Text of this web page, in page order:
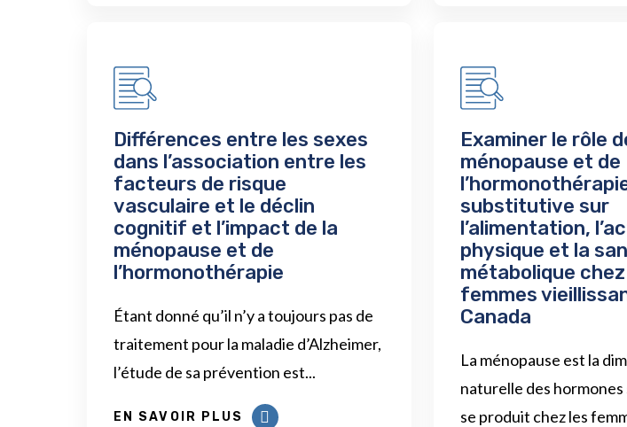
Différences entre les sexes
dans l’association entre les
facteurs de risque
vasculaire et le déclin
cognitif et l’impact de la
ménopause et de
l’hormonothérapie
Étant donné qu’il n’y a toujours pas de
traitement pour la maladie d’Alzheimer,
l’étude de sa prévention est...
EN SAVOIR PLUS
Examiner le rôle
ménopause et de
substitutive sur
l’alimentation,
physique et la
métabolique
femmes
Canada
La ménopause est la
naturelle des hormones
se produit chez les